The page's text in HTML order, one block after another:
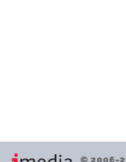
© 2006-